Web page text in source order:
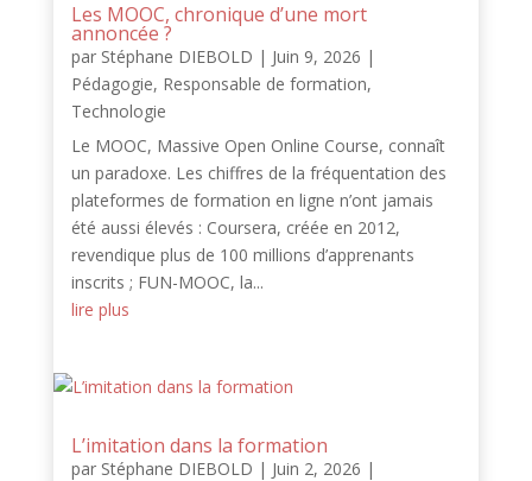
Les MOOC, chronique d’une mort
annoncée ?
par Stéphane DIEBOLD | Juin 9, 2026 |
Pédagogie, Responsable de formation,
Technologie
Le MOOC, Massive Open Online Course, connaît
un paradoxe. Les chiffres de la fréquentation des
plateformes de formation en ligne n’ont jamais
été aussi élevés : Coursera, créée en 2012,
revendique plus de 100 millions d’apprenants
inscrits ; FUN-MOOC, la...
lire plus
L’imitation dans la formation
par Stéphane DIEBOLD | Juin 2, 2026 |